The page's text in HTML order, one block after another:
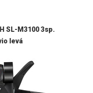
SL-M3100 3sp.
levá